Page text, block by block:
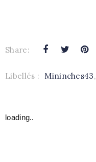
Share:
Libellés : Mininches43,
loading..